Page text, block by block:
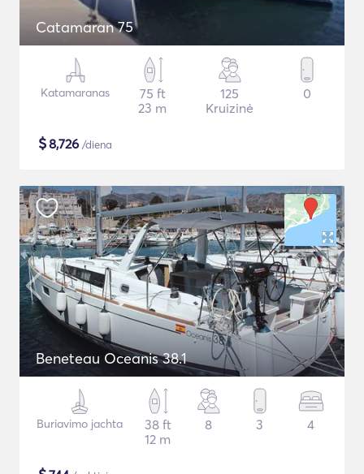
Catamaran 75
Katamaranas
75 ft
23 m
125
Kruizinė
0
$8,726 /diena
Beneteau Oceanis 38.1
Buriavimo jachta
38 ft
12 m
8 3 4